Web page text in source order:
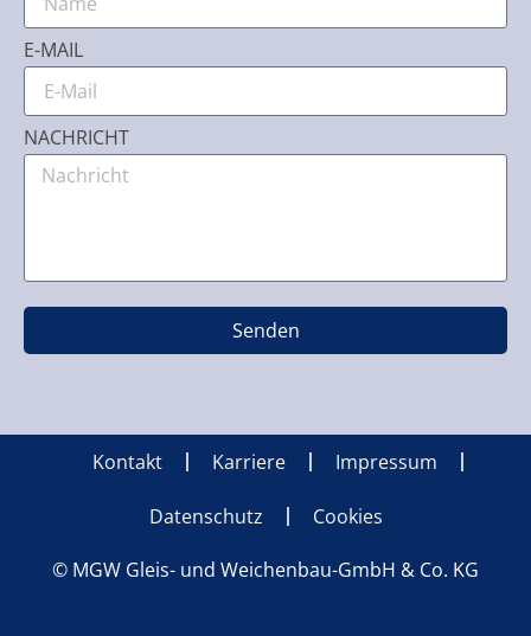
E-MAIL
NACHRICHT
Senden
Kontakt Karriere Impressum
Datenschutz Cookies
© MGW Gleis- und Weichenbau-GmbH & Co. KG